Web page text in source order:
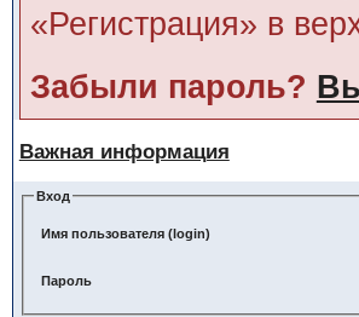
«Регистрация» в
Забыли пароль?
Важная информация
Вход
Имя пользователя (login)
Пароль